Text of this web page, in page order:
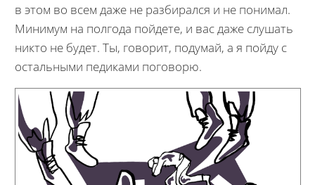
в этом во всем даже не разбирался и не понимал.
Минимум на полгода пойдете, и вас даже слушать
никто не будет. Ты, говорит, подумай, а я пойду с
остальными педиками поговорю.